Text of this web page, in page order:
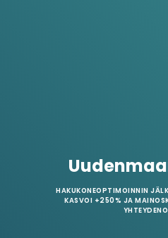
HAKUKONEOPTIMOINNIN
KASVOI +250% JA